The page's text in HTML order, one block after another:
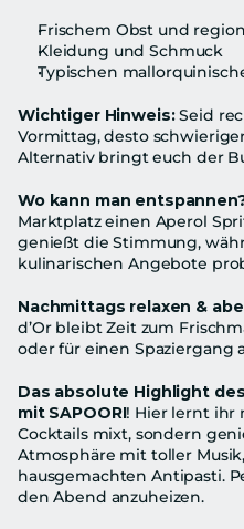
Frischem Obst und
Kleidung und Schmuck
Typischen
Wichtiger Hinweis: Seid
Vormittag, desto
Alternativ bringt euch der
Wo kann man
Marktplatz einen Aperol
genießt die Stimmung,
kulinarischen Angebote
Nachmittags relaxen &
d’Or bleibt Zeit zum
oder für einen Spaziergang
Das absolute Highlight
mit SAPOORI! Hier lernt ihr
Cocktails mixt, sondern
Atmosphäre mit toller
hausgemachten Antipasti.
den Abend anzuheizen.